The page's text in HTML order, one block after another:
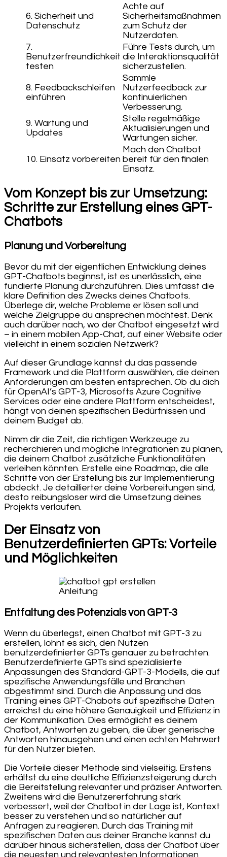
6. Sicherheit und
Datenschutz
Achte auf
Sicherheitsmaßnahmen
zum Schutz der
Nutzerdaten.
7.
Benutzerfreundlichkeit
testen
Führe Tests durch, um
die Interaktionsqualität
sicherzustellen.
8. Feedbackschleifen
einführen
Sammle
Nutzerfeedback zur
kontinuierlichen
Verbesserung.
9. Wartung und
Updates
Stelle regelmäßige
Aktualisierungen und
Wartungen sicher.
10. Einsatz vorbereiten
Mach den Chatbot
bereit für den finalen
Einsatz.
Vom Konzept bis zur Umsetzung:
Schritte zur Erstellung eines GPT-
Chatbots
Planung und Vorbereitung
Bevor du mit der eigentlichen Entwicklung deines
GPT-Chatbots beginnst, ist es unerlässlich, eine
fundierte Planung durchzuführen. Dies umfasst die
klare Definition des Zwecks deines Chatbots.
Überlege dir, welche Probleme er lösen soll und
welche Zielgruppe du ansprechen möchtest. Denk
auch darüber nach, wo der Chatbot eingesetzt wird
– in einem mobilen App-Chat, auf einer Website oder
vielleicht in einem sozialen Netzwerk?
Auf dieser Grundlage kannst du das passende
Framework und die Plattform auswählen, die deinen
Anforderungen am besten entsprechen. Ob du dich
für OpenAI’s GPT-3, Microsofts Azure Cognitive
Services oder eine andere Plattform entscheidest,
hängt von deinen spezifischen Bedürfnissen und
deinem Budget ab.
Nimm dir die Zeit, die richtigen Werkzeuge zu
recherchieren und mögliche Integrationen zu planen,
die deinem Chatbot zusätzliche Funktionalitäten
verleihen könnten. Erstelle eine Roadmap, die alle
Schritte von der Erstellung bis zur Implementierung
abdeckt. Je detaillierter deine Vorbereitungen sind,
desto reibungsloser wird die Umsetzung deines
Projekts verlaufen.
Der Einsatz von
Benutzerdefinierten GPTs: Vorteile
und Möglichkeiten
Entfaltung des Potenzials von GPT-3
Wenn du überlegst, einen Chatbot mit GPT-3 zu
erstellen, lohnt es sich, den Nutzen
benutzerdefinierter GPTs genauer zu betrachten.
Benutzerdefinierte GPTs sind spezialisierte
Anpassungen des Standard-GPT-3-Modells, die auf
spezifische Anwendungsfälle und Branchen
abgestimmt sind. Durch die Anpassung und das
Training eines GPT-Chabots auf spezifische Daten
erreichst du eine höhere Genauigkeit und Effizienz in
der Kommunikation. Dies ermöglicht es deinem
Chatbot, Antworten zu geben, die über generische
Antworten hinausgehen und einen echten Mehrwert
für den Nutzer bieten.
Die Vorteile dieser Methode sind vielseitig. Erstens
erhältst du eine deutliche Effizienzsteigerung durch
die Bereitstellung relevanter und präziser Antworten.
Zweitens wird die Benutzererfahrung stark
verbessert, weil der Chatbot in der Lage ist, Kontext
besser zu verstehen und so natürlicher auf
Anfragen zu reagieren. Durch das Training mit
spezifischen Daten aus deiner Branche kannst du
darüber hinaus sicherstellen, dass der Chatbot über
die neuesten und relevantesten Informationen